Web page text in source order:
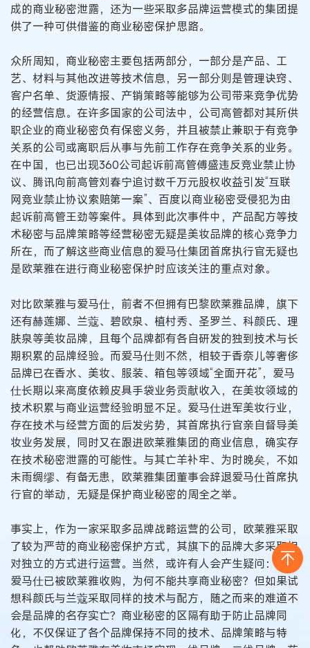
成的商业秘密泄露，还为一些采取多品牌运营模式的集团提
供了一种可供借鉴的商业秘密保护思路。
众所周知，商业秘密主要包括两部分，一部分是产品、工
艺、材料与其他改进等技术信息，另一部分则是管理诀窍、
客户名单、货源情报、产销策略等能够为公司带来竞争优势
的经营信息。在许多国家的公司法中，公司高管都对其所供
职企业的商业秘密负有保密义务，并且被禁止兼职于有竞争
关系的公司或离职后从事与先前工作存在竞争关系的业务。
在中国，也已出现360公司起诉前高管傅盛违反竞业禁止协
议、腾讯向前高管刘春宁追讨数千万元股权收益引发“互联
网竞业禁止协议索赔第一案”、百度以商业秘密受侵犯为由
起诉前高管王劲等案件。具体到此次事件中，产品配方等技
术秘密与品牌策略等经营秘密无疑是美妆品牌的核心竞争力
所在，而了解这些商业信息的爱马仕集团首席执行官无疑也
是欧莱雅在进行商业秘密保护时应该关注的重点对象。
对比欧莱雅与爱马仕，前者不但拥有巴黎欧莱雅品牌，旗下
还有赫莲娜、兰蔻、碧欧泉、植村秀、圣罗兰、科颜氏、理
肤泉等美妆品牌，且每个品牌都有各自研发的独到技术与长
期积累的品牌经验。而爱马仕则不然，相较于香奈儿等奢侈
品牌已在香水、美妆、服装、箱包等领域“全面开花”，爱马
仕长期以来高度依赖皮具手袋业务贡献收入，在美妆领域的
技术积累与商业运营经验明显不足。爱马仕进军美妆行业，
存在技术与经营方面的后发劣势，其首席执行官亲自督导美
妆业务发展，同时又在跟进欧莱雅集团的商业信息，确实存
在技术秘密泄露的可能性。与其亡羊补牢、为时晚矣，不如
未雨绸缪、有备无患，欧莱雅集团董事会辞退爱马仕首席执
行官的举动，无疑是保护商业秘密的周全之举。
事实上，作为一家采取多品牌战略运营的公司，欧莱雅采取
了较为严苛的商业秘密保护方式，其旗下的品牌大多采取相
对独立的方式进行运营。当然，或许有人会产生疑问：既然
爱马仕已被欧莱雅收购，为何不能共享商业秘密？但如果试
想科颜氏与兰蔻采取同样的技术与配方，随之而来的难道不
会是品牌的名存实亡？商业秘密的区隔有助于防止品牌同
化，不仅保证了各个品牌保持不同的技术、品牌策略与特